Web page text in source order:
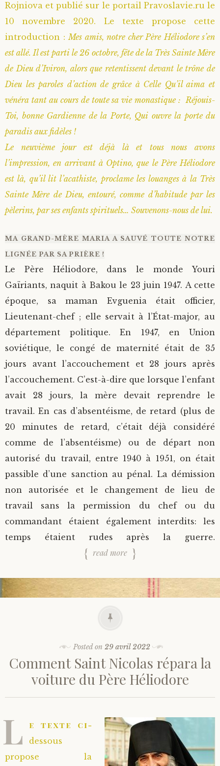
Rojniova et publié sur le portail Pravoslavie.ru le
10 novembre 2020. Le texte propose cette
introduction :Mes amis, notre cher Père Héliodore s’en
est allé. Il est parti le 26 octobre, fête de la Très Sainte Mère
de Dieu d’Iviron, alors que retentissent devant le trône de
Dieu les paroles d’action de grâce à Celle Qu’il aima et
vénéra tant au cours de toute sa vie monastique : Réjouis-
Toi, bonne Gardienne de la Porte, Qui ouvre la porte du
paradis aux fidèles !
Le neuvième jour est déjà là et tous nous avons
l’impression, en arrivant à Optino, que le Père Héliodore
est là, qu’il lit l’acathiste, proclame les louanges à la Très
Sainte Mère de Dieu, entouré, comme d’habitude par les
pèlerins, par ses enfants spirituels… Souvenons-nous de lui.
MA GRAND-MÈRE MARIA A SAUVÉ TOUTE NOTRE
LIGNÉE PAR SA PRIÈRE !
Le Père Héliodore, dans le monde Youri
Gaïriants, naquit à Bakou le 23 juin 1947. A cette
époque, sa maman Evguenia était officier,
Lieutenant-chef ; elle servait à l’État-major, au
département politique. En 1947, en Union
soviétique, le congé de maternité était de 35
jours avant l’accouchement et 28 jours après
l’accouchement. C’est-à-dire que lorsque l’enfant
avait 28 jours, la mère devait reprendre le
travail. En cas d’absentéisme, de retard (plus de
20 minutes de retard, c’était déjà considéré
comme de l’absentéisme) ou de départ non
autorisé du travail, entre 1940 à 1951, on était
passible d’une sanction au pénal. La démission
non autorisée et le changement de lieu de
travail sans la permission du chef ou du
commandant étaient également interdits: les
temps étaient rudes après la guerre.
read more
Posted on 29 avril 2022
Comment Saint Nicolas répara la
voiture du Père Héliodore
L e texte ci-
dessous
propose la